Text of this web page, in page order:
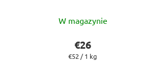
ocena
produktu
wynosi
W magazynie
€26
Cena
€52 / 1 kg